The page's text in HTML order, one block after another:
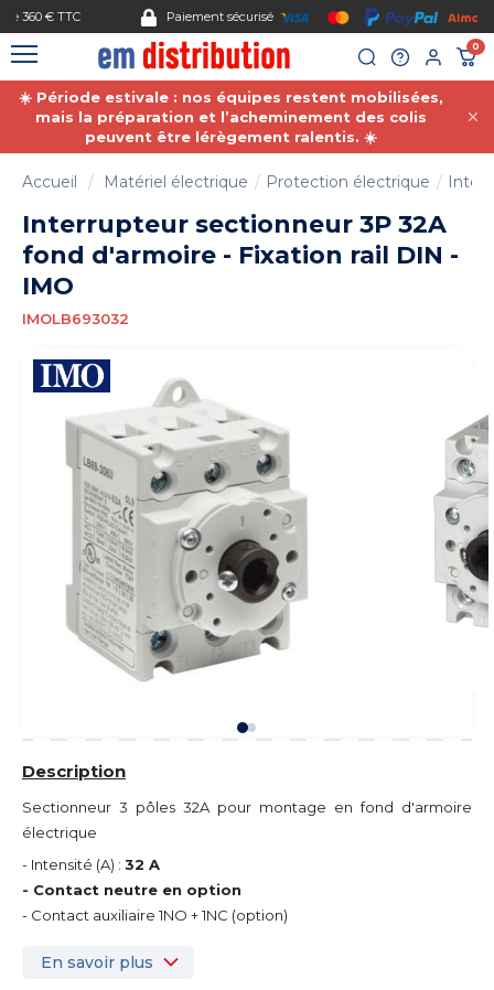
Paiement sécurisé
0
☀️ Période estivale : nos équipes restent mobilisées,
mais la préparation et l’acheminement des colis
peuvent être lérègement ralentis. ☀️
Accueil Matériel électrique Protection électrique
Interrupteur sectionneur 3P 32A
fond d'armoire - Fixation rail DIN -
IMO
IMOLB693032
Description
Sectionneur 3 pôles 32A pour montage en fond d'armoire
électrique
- Intensité (A) : 32 A
- Contact neutre en option
- Contact auxiliaire 1NO + 1NC (option)
En savoir plus
Gestion des cookies